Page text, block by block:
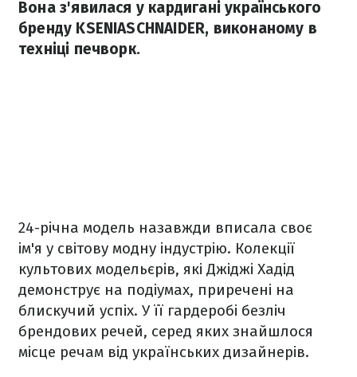
Вона з'явилася у кардигані українського
бренду KSENIASCHNAIDER, виконаному в
техніці печворк.
24-річна модель назавжди вписала своє
ім'я у світову модну індустрію. Колекції
культових модельєрів, які Джіджі Хадід
демонструє на подіумах, приречені на
блискучий успіх. У її гардеробі безліч
брендових речей, серед яких знайшлося
місце речам від українських дизайнерів.